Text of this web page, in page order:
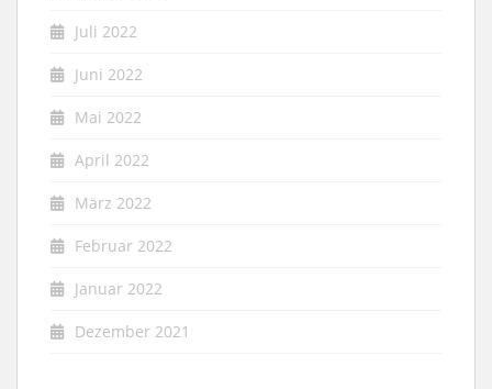
Juli 2022
Juni 2022
Mai 2022
April 2022
März 2022
Februar 2022
Januar 2022
Dezember 2021